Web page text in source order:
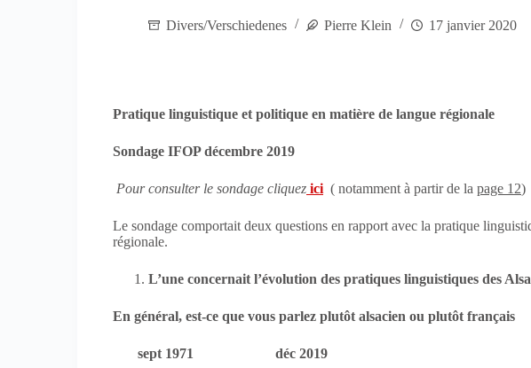
Divers/Verschiedenes Pierre Klein 17 janvier 2020
Pratique linguistique et politique en matière de langue régionale
Sondage IFOP décembre 2019
Pour consulter le sondage cliquez ici ( notamment à partir de la page 12)
Le sondage comportait deux questions en rapport avec la pratique
régionale.
L’une concernait l’évolution des pratiques linguistiques des
En général, est-ce que vous parlez plutôt alsacien ou plutôt français
sept 1971 déc 2019